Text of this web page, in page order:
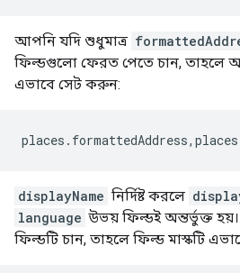
আপনি যদি শুধুমাত্র
ফিল্ডগুলো ফেরত পেতে চান, তাহলে
এভাবে সেট করুন:
displayName নির্দিষ্ট করলে
language উভয় ফিল্ডই অন্তর্ভুক্ত
ফিল্ডটি চান, তাহলে ফিল্ড মাস্কটি